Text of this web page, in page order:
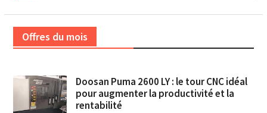
Offres du mois
Doosan Puma 2600 LY : le tour CNC idéal
pour augmenter la productivité et la
rentabilité